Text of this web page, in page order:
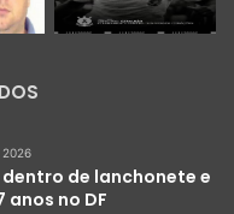
2026
de lanchonete e
anos no DF